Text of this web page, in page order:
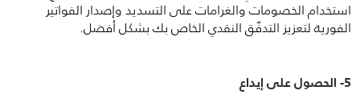
استخدام الخصومات والغرامات على التسديد وإصدار الفواتير
الفورية لتعزيز التدفّق النقدي الخاص بك بشكل أفضل.
5- الحصول على إيداع